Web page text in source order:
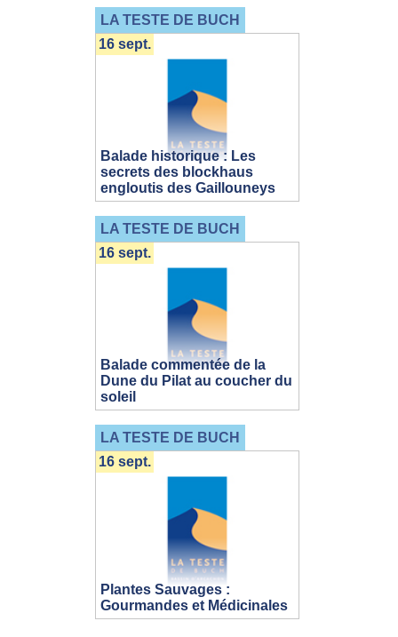
LA TESTE DE BUCH
Balade historique : Les
secrets des blockhaus
engloutis des Gaillouneys
16 sept.
LA TESTE DE BUCH
Balade commentée de la
Dune du Pilat au coucher du
soleil
16 sept.
LA TESTE DE BUCH
Plantes Sauvages :
Gourmandes et Médicinales
16 sept.